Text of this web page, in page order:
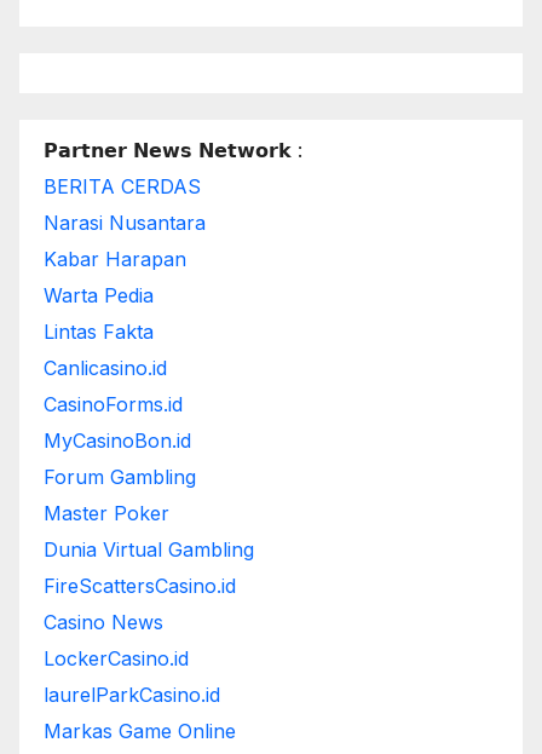
𝗣𝗮𝗿𝘁𝗻𝗲𝗿 𝗡𝗲𝘄𝘀 𝗡𝗲𝘁𝘄𝗼𝗿𝗸 :
BERITA CERDAS
Narasi Nusantara
Kabar Harapan
Warta Pedia
Lintas Fakta
Canlicasino.id
CasinoForms.id
MyCasinoBon.id
Forum Gambling
Master Poker
Dunia Virtual Gambling
FireScattersCasino.id
Casino News
LockerCasino.id
laurelParkCasino.id
Markas Game Online